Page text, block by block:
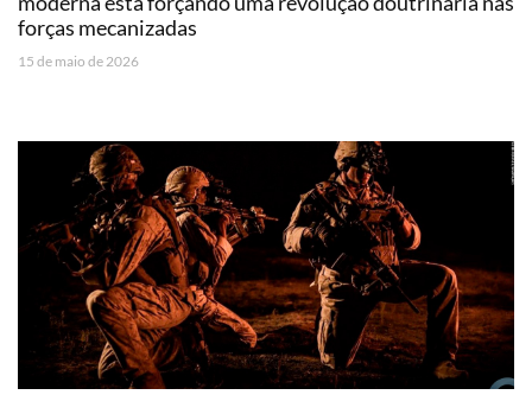
forças mecanizadas
15 de maio de 2026